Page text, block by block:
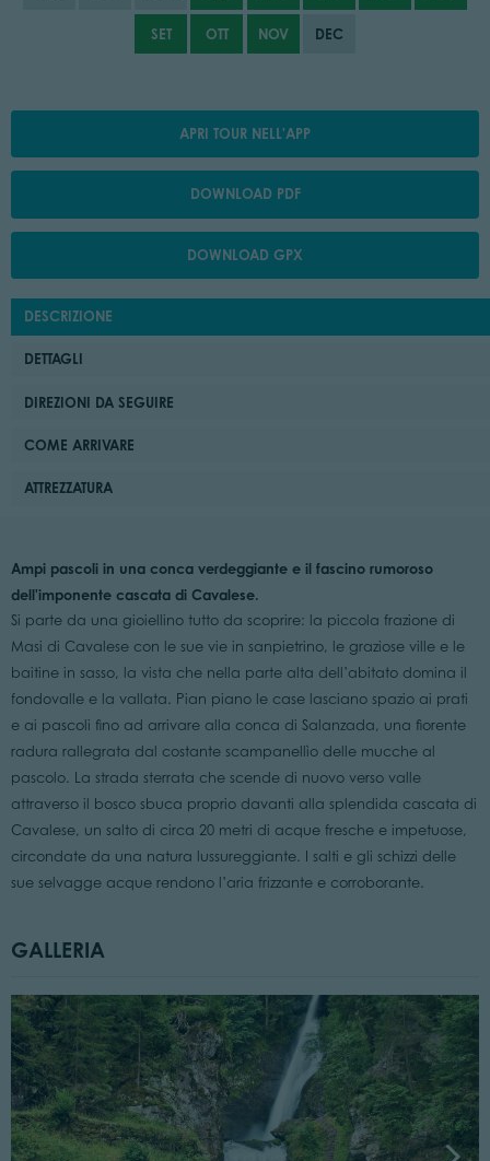
SET OTT NOV DEC
APRI TOUR NELL'APP
DOWNLOAD PDF
DOWNLOAD GPX
DESCRIZIONE
DETTAGLI
DIREZIONI DA SEGUIRE
COME ARRIVARE
ATTREZZATURA
Ampi pascoli in una conca verdeggiante e il fascino rumoroso
dell'imponente cascata di Cavalese.
Si parte da una gioiellino tutto da scoprire: la piccola frazione di
Masi di Cavalese con le sue vie in sanpietrino, le graziose ville e le
baitine in sasso, la vista che nella parte alta dell’abitato domina il
fondovalle e la vallata. Pian piano le case lasciano spazio ai prati
e ai pascoli fino ad arrivare alla conca di Salanzada, una fiorente
radura rallegrata dal costante scampanellìo delle mucche al
pascolo. La strada sterrata che scende di nuovo verso valle
attraverso il bosco sbuca proprio davanti alla splendida cascata di
Cavalese, un salto di circa 20 metri di acque fresche e impetuose,
circondate da una natura lussureggiante. I salti e gli schizzi delle
sue selvagge acque rendono l’aria frizzante e corroborante.
GALLERIA